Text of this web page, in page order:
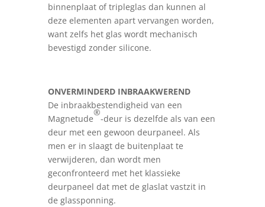
binnenplaat of tripleglas dan kunnen al
deze elementen apart vervangen worden,
want zelfs het glas wordt mechanisch
bevestigd zonder silicone.
ONVERMINDERD INBRAAKWEREND
De inbraakbestendigheid van een
Magnetude
®
-deur is dezelfde als van een
deur met een gewoon deurpaneel. Als
men er in slaagt de buitenplaat te
verwijderen, dan wordt men
geconfronteerd met het klassieke
deurpaneel dat met de glaslat vastzit in
de glassponning.